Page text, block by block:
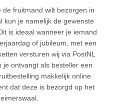
fruitmand wilt bezorgen in
kun je namelijk de gewenste
is ideaal wanneer je iemand
of jubileum, met een
versturen wij via PostNL
je ontvangt als besteller een
makkelijk online
dat deze is bezorgd op het